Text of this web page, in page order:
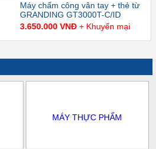
Máy chấm công vân tay + thẻ từ
GRANDING GT3000T-C/ID
3.650.000 VNĐ+ Khuyến mại
MÁY THỰC PHẨM